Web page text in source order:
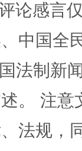
论感言
中国全
法制新
。 注
法规，